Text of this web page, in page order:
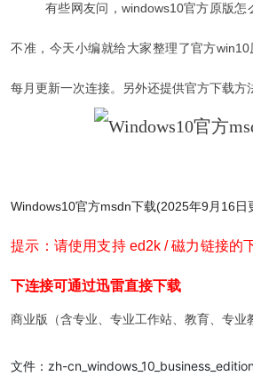
有些网友问，windows10官方原版怎
不准，今天小编就给大家整理了官方win10
每月更新一次连接。另外还提供官方下载方
Windows10官方msdn下载(2025年9月16日
提示：请使用支持 ed2k / 磁力链接的
下连接可通过迅雷直接下载
商业版（含专业、专业工作站、教育、专业
文件：zh-